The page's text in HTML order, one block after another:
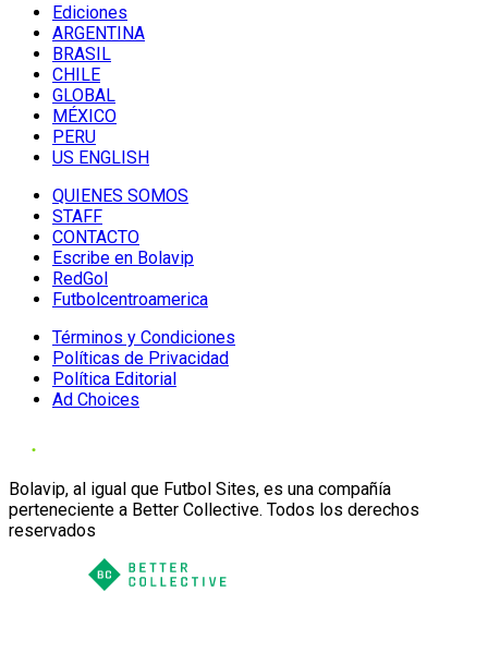
Ediciones
ARGENTINA
BRASIL
CHILE
GLOBAL
MÉXICO
PERU
US ENGLISH
QUIENES SOMOS
STAFF
CONTACTO
Escribe en Bolavip
RedGol
Futbolcentroamerica
Términos y Condiciones
Políticas de Privacidad
Política Editorial
Ad Choices
Bolavip, al igual que Futbol Sites, es una compañía
perteneciente a Better Collective. Todos los derechos
reservados